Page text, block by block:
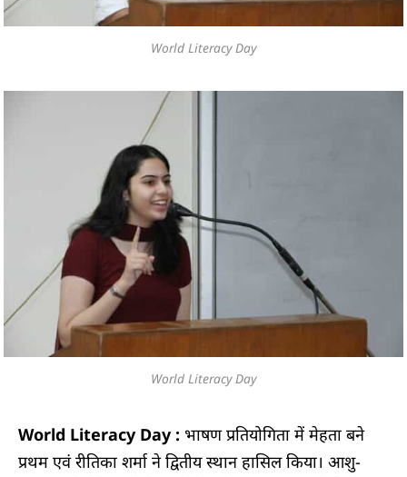
World Literacy Day
World Literacy Day
World Literacy Day : भाषण प्रतियोगिता में मेहता बने
प्रथम एवं रीतिका शर्मा ने द्वितीय स्थान हासिल किया। आशु-